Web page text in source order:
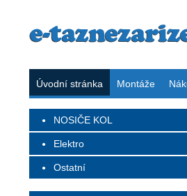
Úvodní stránka Montáže
NOSIČE KOL
Elektro
Ostatní